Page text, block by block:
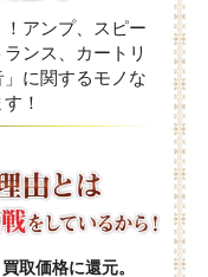
アンプ、スピー
ンス、カートリ
に関するモノな
！
取価格に還元。